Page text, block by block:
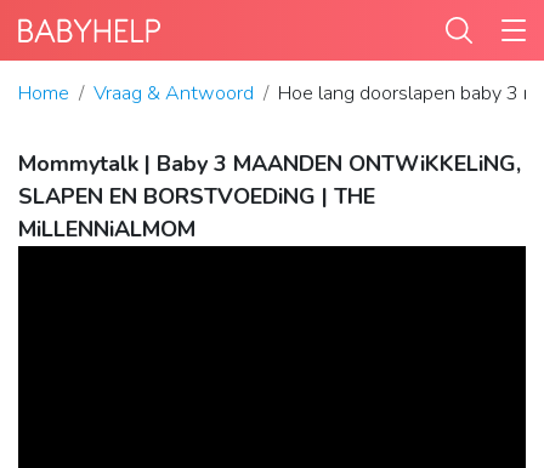
Home Vraag & Antwoord Hoe lang doorslapen baby 3
Mommytalk | Baby 3 MAANDEN ONTWiKKELiNG,
SLAPEN EN BORSTVOEDiNG | THE
MiLLENNiALMOM